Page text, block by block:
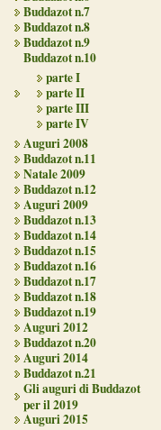
Buddazot n.7
Buddazot n.8
Buddazot n.9
Buddazot n.10
parte I
parte II
parte III
parte IV
Auguri 2008
Buddazot n.11
Natale 2009
Buddazot n.12
Auguri 2009
Buddazot n.13
Buddazot n.14
Buddazot n.15
Buddazot n.16
Buddazot n.17
Buddazot n.18
Buddazot n.19
Auguri 2012
Buddazot n.20
Auguri 2014
Buddazot n.21
Gli auguri di Buddazot
per il 2019
Auguri 2015